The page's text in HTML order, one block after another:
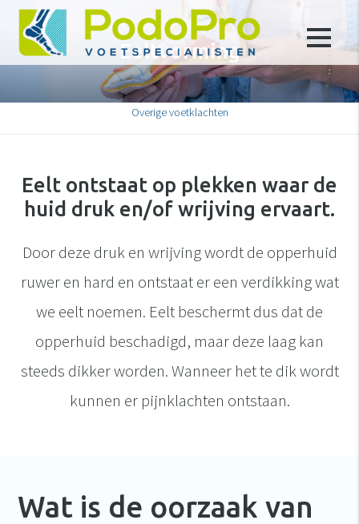
Eeltvorming
Overige voetklachten
Eelt ontstaat op plekken waar de
huid druk en/of wrijving ervaart.
Door deze druk en wrijving wordt de opperhuid
ruwer en hard en ontstaat er een verdikking wat
we eelt noemen. Eelt beschermt dus dat de
opperhuid beschadigd, maar deze laag kan
steeds dikker worden. Wanneer het te dik wordt
kunnen er pijnklachten ontstaan.
Wat is de oorzaak van